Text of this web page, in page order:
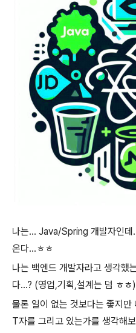
나는... Java/Spring 개발자인
온다...ㅎㅎ
나는 백엔드 개발자라고 생각했
다...? (영업,기획,설계는 덤 ㅎㅎ)
물론 일이 없는 것보다는 좋지
T자를 그리고 있는가를 생각해